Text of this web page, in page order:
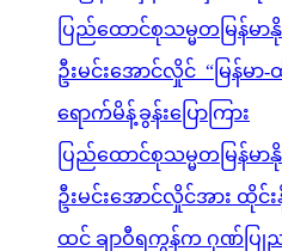
ပြည်ထောင်စုသမ္မတမြန်မ
ဦးမင်းအောင်လှိုင် “မြန်မာ
ရောက်မိန့်ခွန်းပြောကြား
ပြည်ထောင်စုသမ္မတမြန်မ
ဦးမင်းအောင်လှိုင်အား ထိုင်း
ထင် ချာဝီရကွန်က ဂုဏ်ပြုည